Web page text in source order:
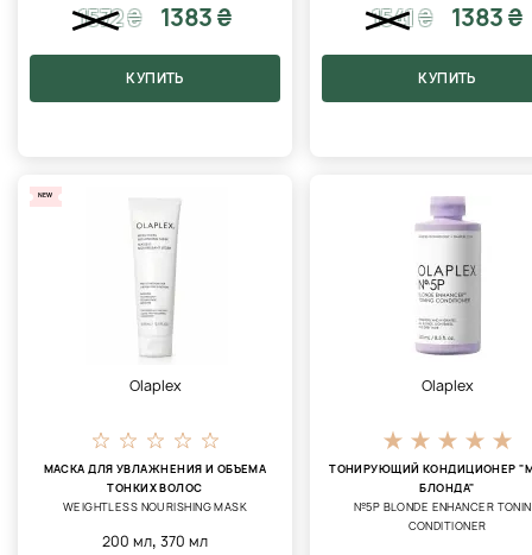
1572₴ 1383 ₴
КУПИТЬ
1541₴ 1383 ₴
КУПИТЬ
NEW
Olaplex
МАСКА ДЛЯ УВЛАЖНЕНИЯ И ОБЪЕМА
ТОНКИХ ВОЛОС
WEIGHTLESS NOURISHING MASK
200 мл, 370 мл
Olaplex
ТОНИРУЮЩИЙ КОНДИЦИОНЕР
БЛОНДА"
№5P BLONDE ENHANCER
CONDITIONER